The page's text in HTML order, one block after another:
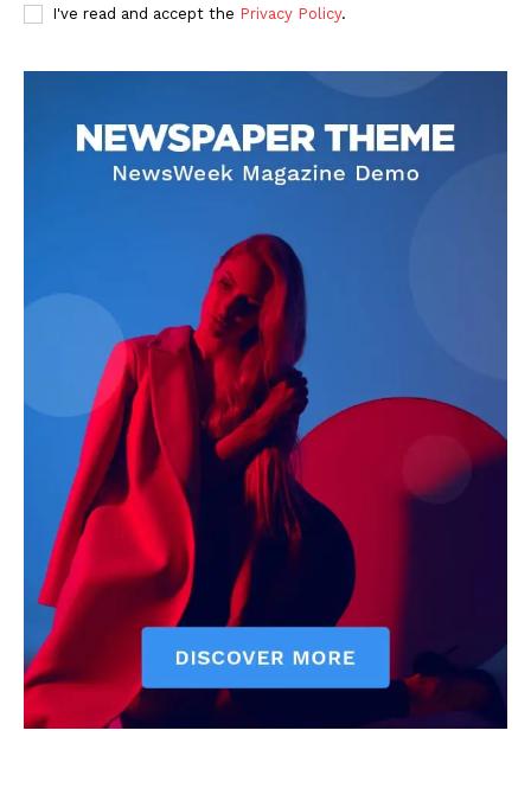
AIN NEWS 1
Contact Us
Privacy Policy
Terms of Use Agreement
Facebook
X WhatsApp
Share
I've read and accept the Privacy Policy.